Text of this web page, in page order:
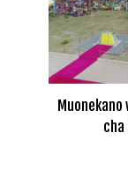
Muonekano
cha